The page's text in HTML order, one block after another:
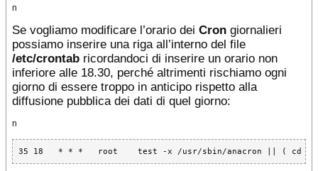
n
Se vogliamo modificare l’orario dei Cron giornalieri
possiamo inserire una riga all’interno del file
/etc/crontab ricordandoci di inserire un orario non
inferiore alle 18.30, perché altrimenti rischiamo ogni
giorno di essere troppo in anticipo rispetto alla
diffusione pubblica dei dati di quel giorno:
n
35 18   * * *   root    test -x /usr/sbin/anacron || ( cd /